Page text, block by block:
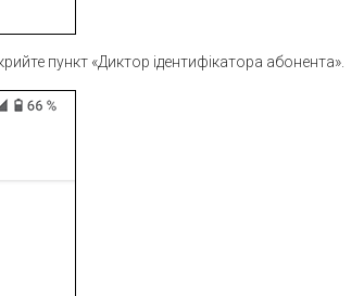
пункт «Диктор ідентифікатора абонента».